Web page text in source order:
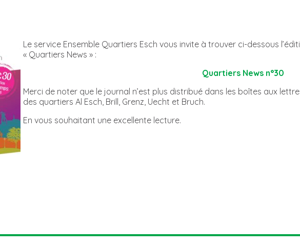
Le service Ensemble Quartiers Esch vous invite à trouver ci-dessous
« Quartiers News » :
Quartiers News n°30
Merci de noter que le journal n’est plus distribué dans les boîtes aux
des quartiers Al Esch, Brill, Grenz, Uecht et Bruch.
En vous souhaitant une excellente lecture.